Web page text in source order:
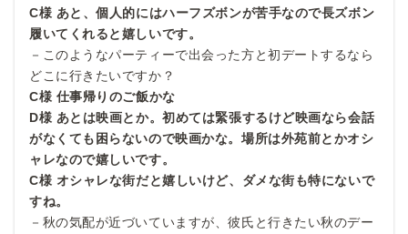
C様 あと、個人的にはハーフズボンが苦手なので長ズボン
履いてくれると嬉しいです。
－このようなパーティーで出会った方と初デートするなら
どこに行きたいですか？
C様 仕事帰りのご飯かな
D様 あとは映画とか。初めては緊張するけど映画なら会話
がなくても困らないので映画かな。場所は外苑前とかオシ
ャレなので嬉しいです。
C様 オシャレな街だと嬉しいけど、ダメな街も特にないで
すね。
－秋の気配が近づいていますが、彼氏と行きたい秋のデー